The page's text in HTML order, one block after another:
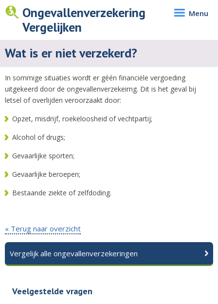
Ongevallenverzekering
Vergelijken
Menu
Wat is er niet verzekerd?
In sommige situaties wordt er géén financiële vergoeding
uitgekeerd door de ongevallenverzekeirng. Dit is het geval bij
letsel of overlijden veroorzaakt door:
Opzet, misdrijf, roekeloosheid of vechtpartij;
Alcohol of drugs;
Gevaarlijke sporten;
Gevaarlijke beroepen;
Bestaande ziekte of zelfdoding.
« Terug naar overzicht
Vergelijk alle ongevallenverzekeringen
Veelgestelde vragen